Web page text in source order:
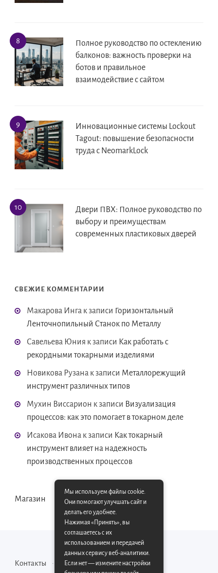
Полное руководство по остеклению
балконов: важность проверки на
ботов и правильное
взаимодействие с сайтом
Инновационные системы Lockout
Tagout: повышение безопасности
труда с NeomarkLock
Двери ПВХ: Полное руководство по
выбору и преимуществам
современных пластиковых дверей
СВЕЖИЕ КОММЕНТАРИИ
Макарова Инга к записи Горизонтальный
Ленточнопильный Станок по Металлу
Савельева Юния к записи Как работать с
рекордными токарными изделиями
Новикова Рузана к записи Металлорежущий
инструмент различных типов
Мухин Виссарион к записи Визуализация
процессов: как это помогает в токарном деле
Исакова Ивона к записи Как токарный
инструмент влияет на надежность
производственных процессов
Магазин
Контакты Карта сайта
Мы используем файлы cookie.
Они помогают улучшать сайт и
делать его удобнее.
Нажимая «Принять», вы
соглашаетесь с их
использованием и передачей
данных сервису веб-аналитики.
Если нет — измените настройки